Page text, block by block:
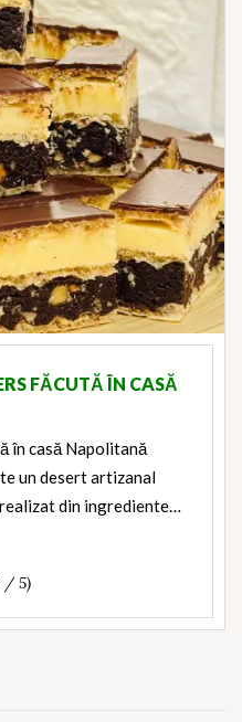
FĂCUTĂ ÎN CASĂ
în casă Napolitană
un desert artizanal
din ingrediente…
/ 5)